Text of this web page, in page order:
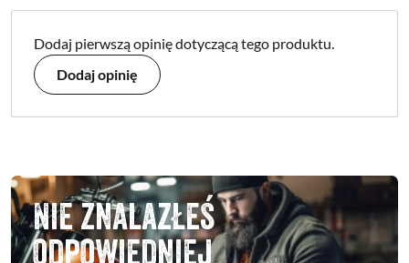
Dodaj pierwszą opinię dotyczącą tego produktu.
Dodaj opinię
Nie znalazłeś
odpowiedniej